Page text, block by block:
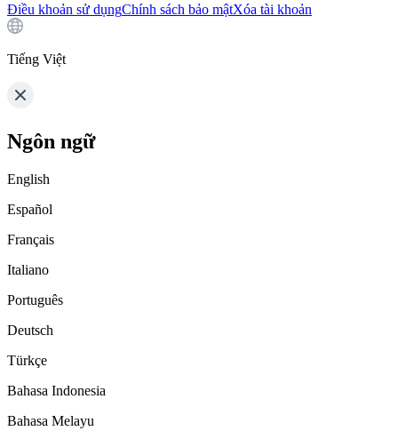
Điều khoản sử dụngChính sách bảo mậtXóa tài khoản
Tiếng Việt
Ngôn ngữ
English
Español
Français
Italiano
Português
Deutsch
Türkçe
Bahasa Indonesia
Bahasa Melayu